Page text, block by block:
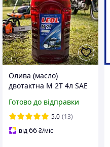
Олива (масло)
двотактна M 2Т 4л SAE
CROSS
Готово до відправки
5.0 (13)
від66₴/міс